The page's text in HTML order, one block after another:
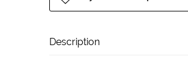
Description